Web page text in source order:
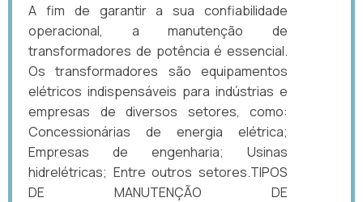
A fim de garantir a sua confiabilidade
operacional, a manutenção de
transformadores de potência é essencial.
Os transformadores são equipamentos
elétricos indispensáveis para indústrias e
empresas de diversos setores, como:
Concessionárias de energia elétrica;
Empresas de engenharia; Usinas
hidrelétricas; Entre outros setores.TIPOS
DE MANUTENÇÃO DE